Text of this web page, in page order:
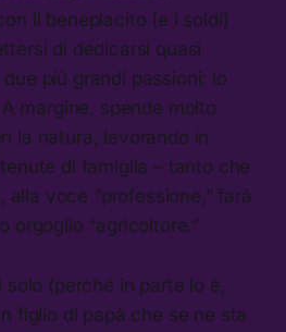
il beneplacito (e i soldi)
di dedicarsi quasi
più grandi passioni: lo
margine, spende molto
la natura, lavorando in
di famiglia – tanto che
alla voce “professione,” farà
orgoglio “agricoltore.”
solo (perché in parte lo è,
figlio di papà che se ne sta